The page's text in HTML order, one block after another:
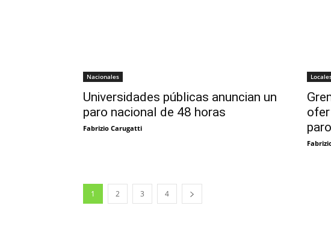
Nacionales
Universidades públicas anuncian un
paro nacional de 48 horas
Fabrizio Carugatti
1 2 3 4